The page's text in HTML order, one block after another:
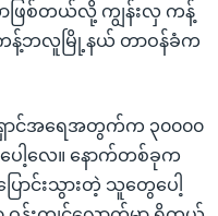
ာဖြစ်တယ်လို့ ကျွန်းလှ ကန့်
န့်ဘလူမြို့နယ် တာဝန်ခံက
ောင်အရေအတွက်က ၃၀၀၀၀
ေါ့လေ။ နောက်တစ်ခုက
ောင်းသွားတဲ့ သူတွေပေါ့